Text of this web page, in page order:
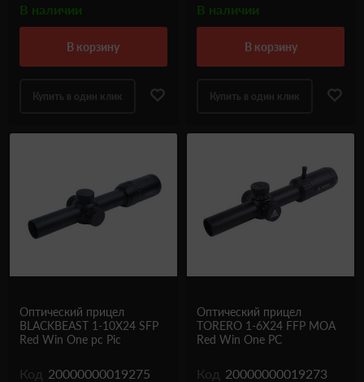
В наличии
в корзину
Купить в один клик
В наличии
в корзину
Купить в один клик
Оптический прицел
BLACKBEAST 1-10X24 SFP
Red Win One pc Pic
Код 20000000019275
Оптический прицел
TORERO 1-6X24 FFP MOA
Red Win One PC
Код 20000000019273